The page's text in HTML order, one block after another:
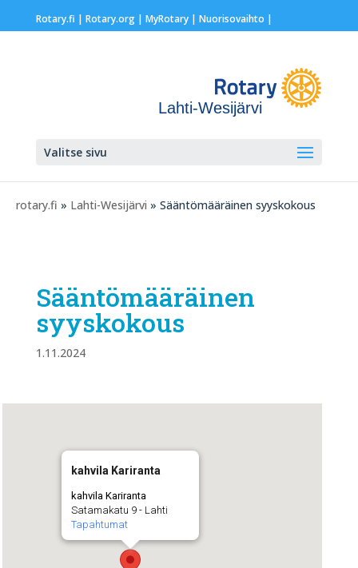
Rotary.fi | Rotary.org| MyRotary | Nuorisovaihto |
Lahti-Wesijärvi
Valitse sivu
rotary.fi » Lahti-Wesijärvi » Sääntömääräinen syyskokous
Sääntömääräinen
syyskokous
1.11.2024
kahvila Kariranta
kahvila Kariranta
Satamakatu 9 - Lahti
Tapahtumat